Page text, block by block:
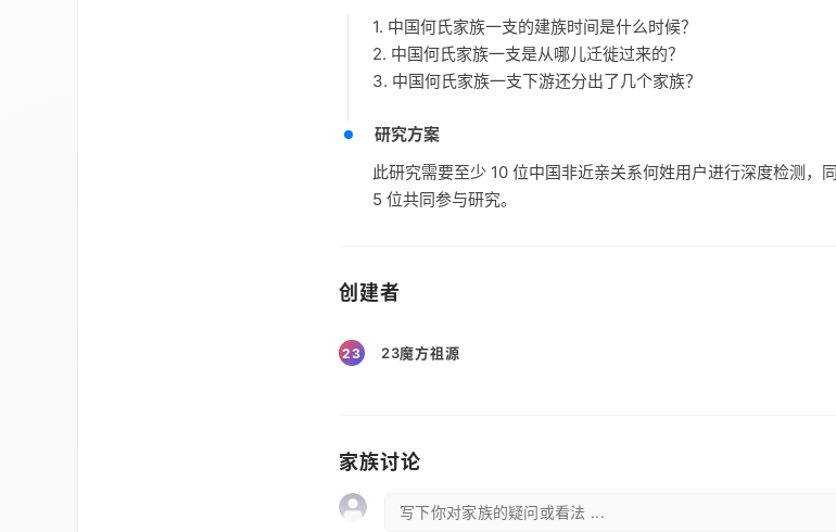
1. 中国何氏家族一支的建族时间是什么时候？
2. 中国何氏家族一支是从哪儿迁徙过来的？
3. 中国何氏家族一支下游还分出了几个家族？
研究方案
此研究需要至少 10 位中国非近亲关系何姓用户进行深度检测，
5 位共同参与研究。
创建者
23 23魔方祖源
家族讨论
写下你对家族的疑问或看法 ...